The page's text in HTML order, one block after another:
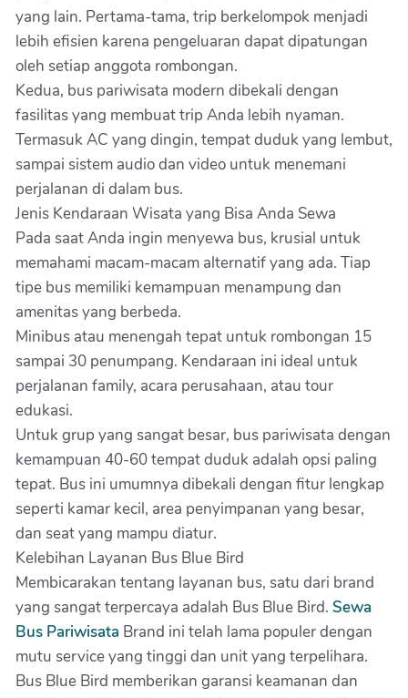
yang lain. Pertama-tama, trip berkelompok menjadi
lebih efisien karena pengeluaran dapat dipatungan
oleh setiap anggota rombongan.
Kedua, bus pariwisata modern dibekali dengan
fasilitas yang membuat trip Anda lebih nyaman.
Termasuk AC yang dingin, tempat duduk yang lembut,
sampai sistem audio dan video untuk menemani
perjalanan di dalam bus.
Jenis Kendaraan Wisata yang Bisa Anda Sewa
Pada saat Anda ingin menyewa bus, krusial untuk
memahami macam-macam alternatif yang ada. Tiap
tipe bus memiliki kemampuan menampung dan
amenitas yang berbeda.
Minibus atau menengah tepat untuk rombongan 15
sampai 30 penumpang. Kendaraan ini ideal untuk
perjalanan family, acara perusahaan, atau tour
edukasi.
Untuk grup yang sangat besar, bus pariwisata dengan
kemampuan 40-60 tempat duduk adalah opsi paling
tepat. Bus ini umumnya dibekali dengan fitur lengkap
seperti kamar kecil, area penyimpanan yang besar,
dan seat yang mampu diatur.
Kelebihan Layanan Bus Blue Bird
Membicarakan tentang layanan bus, satu dari brand
yang sangat terpercaya adalah Bus Blue Bird. Sewa
Bus Pariwisata Brand ini telah lama populer dengan
mutu service yang tinggi dan unit yang terpelihara.
Bus Blue Bird memberikan garansi keamanan dan